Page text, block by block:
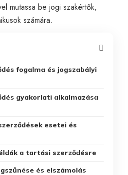
mutassa be jogi szakértők,
számára.
fogalma és jogszabályi
gyakorlati alkalmazása
esetei és
a tartási szerződésre
és elszámolás